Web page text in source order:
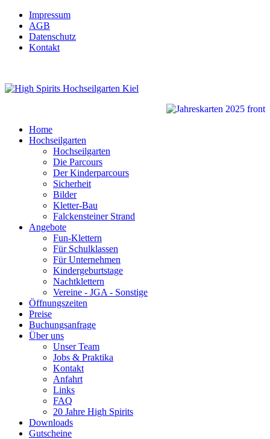
Impressum
AGB
Datenschutz
Kontakt
Home
Hochseilgarten
Hochseilgarten
Die Parcours
Der Kinderparcours
Sicherheit
Bilder
Kletter-Bau
Falckensteiner Strand
Angebote
Fun-Klettern
Für Schulklassen
Für Unternehmen
Kindergeburtstage
Nachtklettern
Vereine - JGA - Sonstige
Öffnungszeiten
Preise
Buchungsanfrage
Über uns
Unser Team
Jobs & Praktika
Kontakt
Anfahrt
Links
FAQ
20 Jahre High Spirits
Downloads
Gutscheine